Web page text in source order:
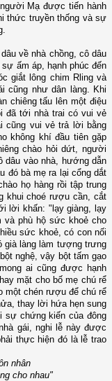
Mạ được tiến hành
thức truyền thống và sự
về nhà chồng, cô dâu
ấm áp, hạnh phúc đến
giắt lông chim Rling và
cũng như dân làng. Khi
chiêng tấu lên một điệu
đã tới nhà trai có vui vẻ
cũng vui vẻ trả lời bằng
không khí đầu tiên gặp
chào hỏi dứt, người
dâu vào nhà, hướng dẫn
đó bà mẹ ra lại cổng dắt
họ hàng rồi tập trung
khui choé rượu cần, cắt
lời khấn: "lạy giàng, lạy
và phù hộ sức khoẻ cho
sức khoẻ, có con nối
già làng làm tượng trưng
nghệ, vậy bột tấm gạo
ai cũng được hạnh
mặt cho bố mẹ chú rể
một chén rượu để chú rể
thay lời hứa hẹn sung
sự chứng kiến của đông
gái, nghi lễ này được
thực hiện đó là lễ trao
nhân
cho nhau"